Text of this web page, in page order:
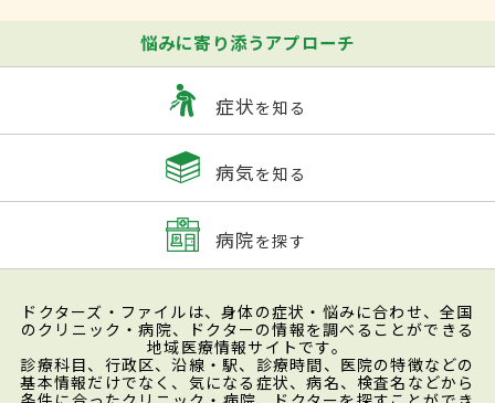
悩みに寄り添うアプローチ
症状を知る
病気を知る
病院を探す
ドクターズ・ファイルは、身体の症状・悩みに合わせ、全国
のクリニック・病院、ドクターの情報を調べることができる
地域医療情報サイトです。
診療科目、行政区、沿線・駅、診療時間、医院の特徴などの
基本情報だけでなく、気になる症状、病名、検査名などから